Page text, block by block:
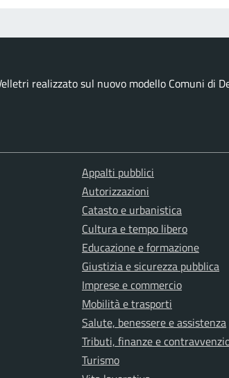
realizzato sul nuovo modello Comuni di
Appalti pubblici
Autorizzazioni
Catasto e urbanistica
Cultura e tempo libero
Educazione e formazione
Giustizia e sicurezza pubblica
Imprese e commercio
Mobilità e trasporti
Salute, benessere e assistenza
Tributi, finanze e
Turismo